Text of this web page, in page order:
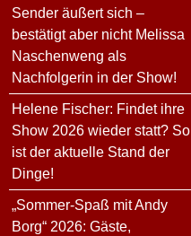
Sender äußert sich –
bestätigt aber nicht Melissa
Naschenweng als
Nachfolgerin in der Show!
Helene Fischer: Findet ihre
Show 2026 wieder statt? So
ist der aktuelle Stand der
Dinge!
„Sommer-Spaß mit Andy
Borg“ 2026: Gäste,